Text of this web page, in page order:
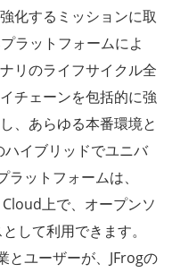
化するミッションに取
ラットフォームによ
リのライフサイクル全
チェーンを包括的に強
、あらゆる本番環境と
イブリッドでユニバ
ットフォームは、
上で、オープンソ
して利用できます。
とユーザーが、JFrogの